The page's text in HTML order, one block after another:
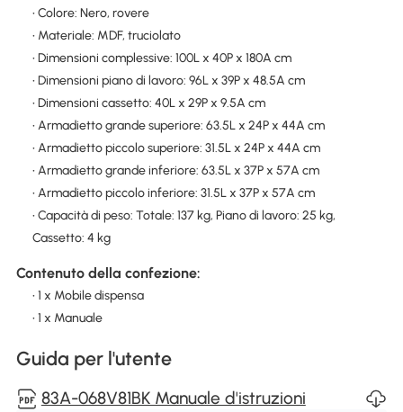
• Colore: Nero, rovere
• Materiale: MDF, truciolato
• Dimensioni complessive: 100L x 40P x 180A cm
• Dimensioni piano di lavoro: 96L x 39P x 48.5A cm
• Dimensioni cassetto: 40L x 29P x 9.5A cm
• Armadietto grande superiore: 63.5L x 24P x 44A cm
• Armadietto piccolo superiore: 31.5L x 24P x 44A cm
• Armadietto grande inferiore: 63.5L x 37P x 57A cm
• Armadietto piccolo inferiore: 31.5L x 37P x 57A cm
• Capacità di peso: Totale: 137 kg, Piano di lavoro: 25 kg,
Cassetto: 4 kg
Contenuto della confezione:
• 1 x Mobile dispensa
• 1 x Manuale
Guida per l'utente
83A-068V81BK Manuale d'istruzioni